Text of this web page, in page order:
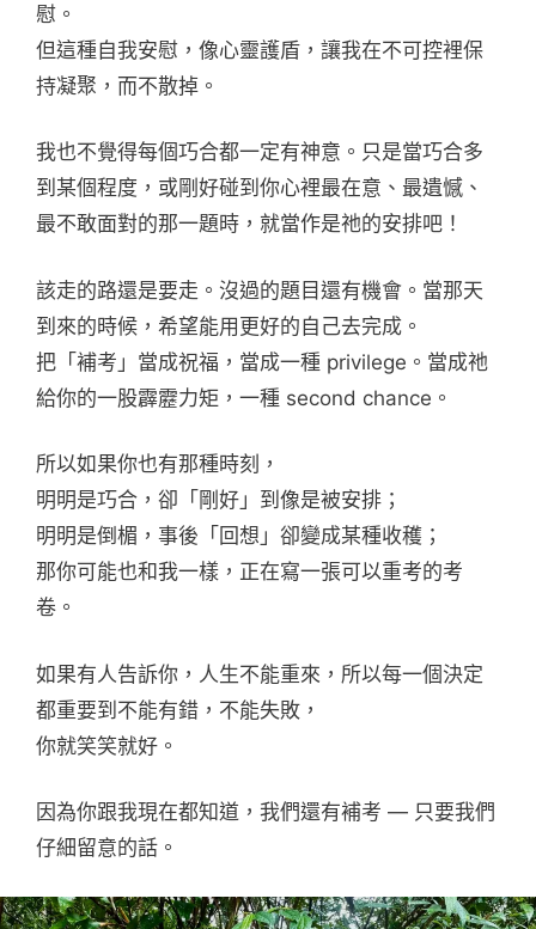
慰。
但這種自我安慰，像心靈護盾，讓我在不可控裡保
持凝聚，而不散掉。
我也不覺得每個巧合都一定有神意。只是當巧合多
到某個程度，或剛好碰到你心裡最在意、最遺憾、
最不敢面對的那一題時，就當作是祂的安排吧！
該走的路還是要走。沒過的題目還有機會。當那天
到來的時候，希望能用更好的自己去完成。
把「補考」當成祝福，當成一種 privilege。當成祂
給你的一股霹靂力矩，一種 second chance。
所以如果你也有那種時刻，
明明是巧合，卻「剛好」到像是被安排；
明明是倒楣，事後「回想」卻變成某種收穫；
那你可能也和我一樣，正在寫一張可以重考的考
卷。
如果有人告訴你，人生不能重來，所以每一個決定
都重要到不能有錯，不能失敗，
你就笑笑就好。
因為你跟我現在都知道，我們還有補考 — 只要我們
仔細留意的話。